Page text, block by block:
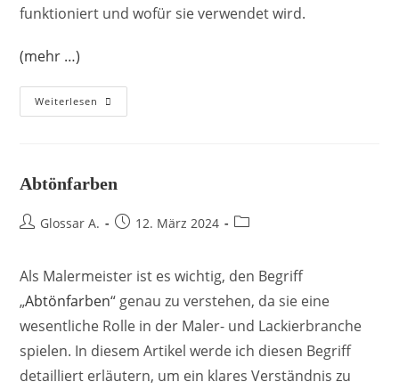
funktioniert und wofür sie verwendet wird.
(mehr …)
Weiterlesen
Abtönfarben
Glossar A. 12. März 2024
Als Malermeister ist es wichtig, den Begriff
„Abtönfarben“ genau zu verstehen, da sie eine
wesentliche Rolle in der Maler- und Lackierbranche
spielen. In diesem Artikel werde ich diesen Begriff
detailliert erläutern, um ein klares Verständnis zu